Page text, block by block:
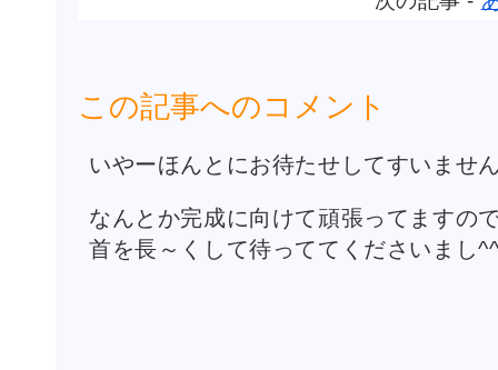
この記事へのコメント
いやーほんとにお待たせしてすいませ
なんとか完成に向けて頑張ってますの
首を長～くして待っててくださいまし